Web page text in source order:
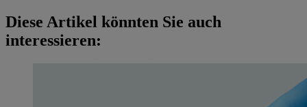
Diese Artikel könnten Sie auch
interessieren: